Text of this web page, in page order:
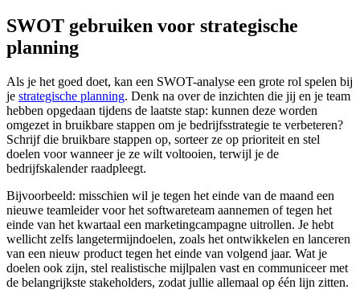
SWOT gebruiken voor strategische
planning
Als je het goed doet, kan een SWOT-analyse een grote rol spelen bij
je strategische planning. Denk na over de inzichten die jij en je team
hebben opgedaan tijdens de laatste stap: kunnen deze worden
omgezet in bruikbare stappen om je bedrijfsstrategie te verbeteren?
Schrijf die bruikbare stappen op, sorteer ze op prioriteit en stel
doelen voor wanneer je ze wilt voltooien, terwijl je de
bedrijfskalender raadpleegt.
Bijvoorbeeld: misschien wil je tegen het einde van de maand een
nieuwe teamleider voor het softwareteam aannemen of tegen het
einde van het kwartaal een marketingcampagne uitrollen. Je hebt
wellicht zelfs langetermijndoelen, zoals het ontwikkelen en lanceren
van een nieuw product tegen het einde van volgend jaar. Wat je
doelen ook zijn, stel realistische mijlpalen vast en communiceer met
de belangrijkste stakeholders, zodat jullie allemaal op één lijn zitten.